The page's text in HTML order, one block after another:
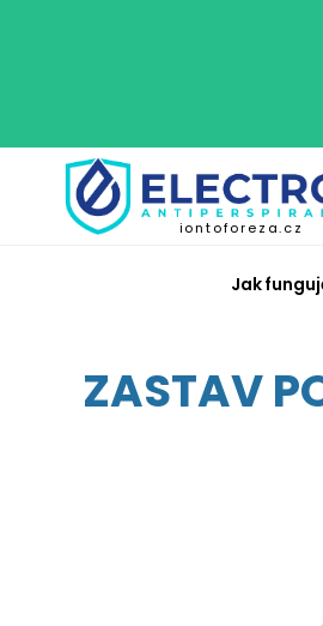
iontoforeza.cz
Jak
ZASTAV